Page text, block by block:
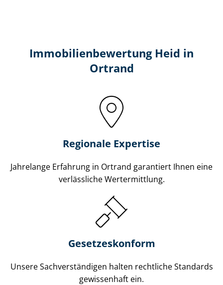
Immobilien­bewertung Heid in
Ortrand
Regionale Expertise
Jahrelange Erfahrung in Ortrand garantiert Ihnen eine
verlässliche Wertermittlung.
Gesetzes­konform
Unsere Sach­ver­stän­di­gen halten rechtliche Standards
gewissenhaft ein.